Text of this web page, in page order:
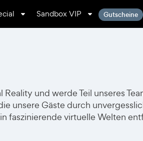
Sandbox VIP Gutscheine
und werde Teil unseres
unsere Gäste durch
faszinierende virtuelle Welten